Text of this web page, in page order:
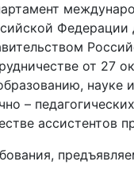
Федерации
от 27
науке
–
ассистентов